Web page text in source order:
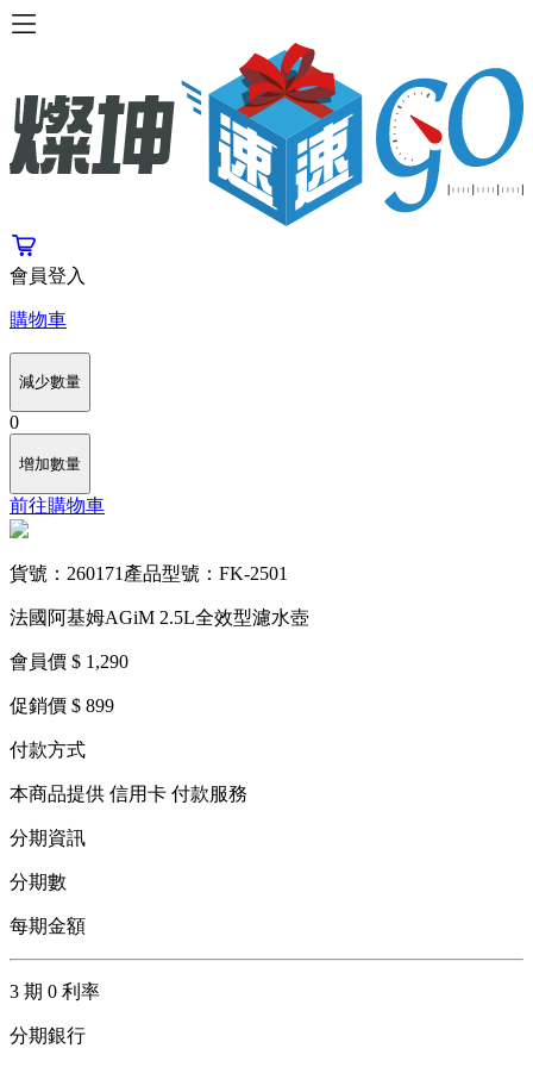
會員登入
購物車
減少數量
0
增加數量
前往購物車
貨號：260171 產品型號：FK-2501
法國阿基姆AGiM 2.5L全效型濾水壺
會員價 $ 1,290
促銷價 $ 899
付款方式
本商品提供 信用卡 付款服務
分期資訊
分期數
每期金額
3 期 0 利率
分期銀行